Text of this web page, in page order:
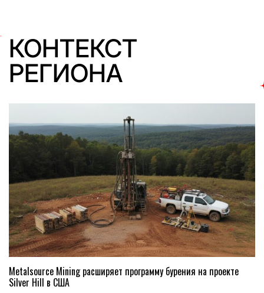
КОНТЕКСТ
РЕГИОНА
Metalsource Mining расширяет программу бурения на проекте
Silver Hill в США